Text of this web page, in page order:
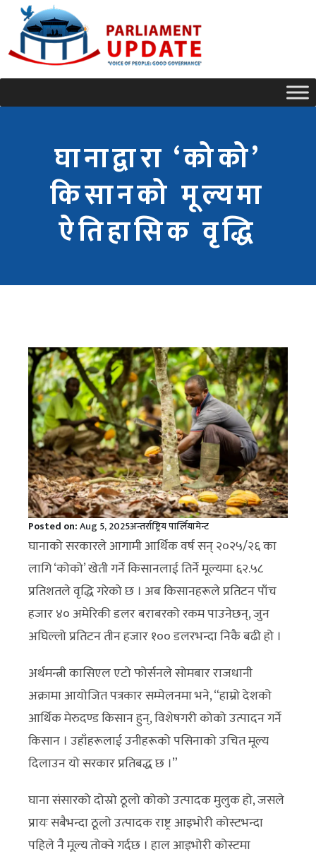
घानाद्वारा ‘कोको’
किसानको मूल्यमा
ऐतिहासिक वृद्धि
Posted on:Aug 5, 2025अन्तर्राष्ट्रिय पार्लियामेन्ट
घानाको सरकारले आगामी आर्थिक वर्ष सन् २०२५/२६ का
लागि ‘कोको’ खेती गर्ने किसानलाई तिर्ने मूल्यमा ६२.५८
प्रतिशतले वृद्धि गरेको छ । अब किसानहरूले प्रतिटन पाँच
हजार ४० अमेरिकी डलर बराबरको रकम पाउनेछन्, जुन
अघिल्लो प्रतिटन तीन हजार १०० डलरभन्दा निकै बढी हो ।
अर्थमन्त्री कासिएल एटो फोर्सनले सोमबार राजधानी
अक्रामा आयोजित पत्रकार सम्मेलनमा भने, “हाम्रो देशको
आर्थिक मेरुदण्ड किसान हुन्, विशेषगरी कोको उत्पादन गर्ने
किसान । उहाँहरूलाई उनीहरूको पसिनाको उचित मूल्य
दिलाउन यो सरकार प्रतिबद्ध छ ।”
घाना संसारको दोस्रो ठूलो कोको उत्पादक मुलुक हो, जसले
प्रायः सबैभन्दा ठूलो उत्पादक राष्ट्र आइभोरी कोस्टभन्दा
पहिले नै मूल्य तोक्ने गर्दछ । हाल आइभोरी कोस्टमा